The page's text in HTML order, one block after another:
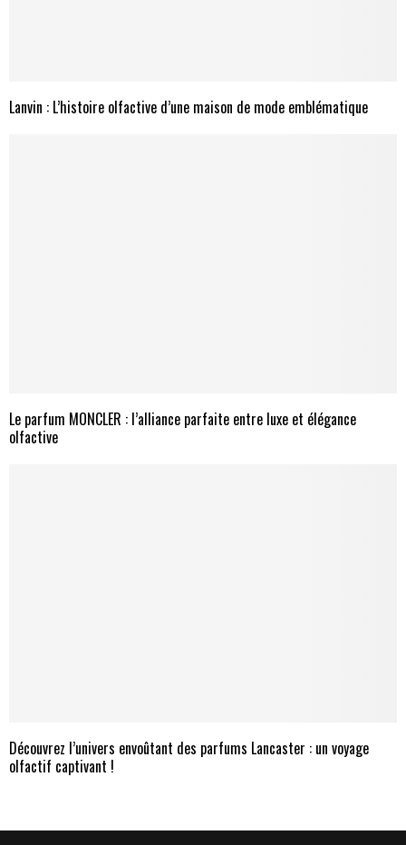
Lanvin : L’histoire olfactive d’une maison de mode emblématique
Le parfum MONCLER : l’alliance parfaite entre luxe et élégance
olfactive
Découvrez l’univers envoûtant des parfums Lancaster : un voyage
olfactif captivant !